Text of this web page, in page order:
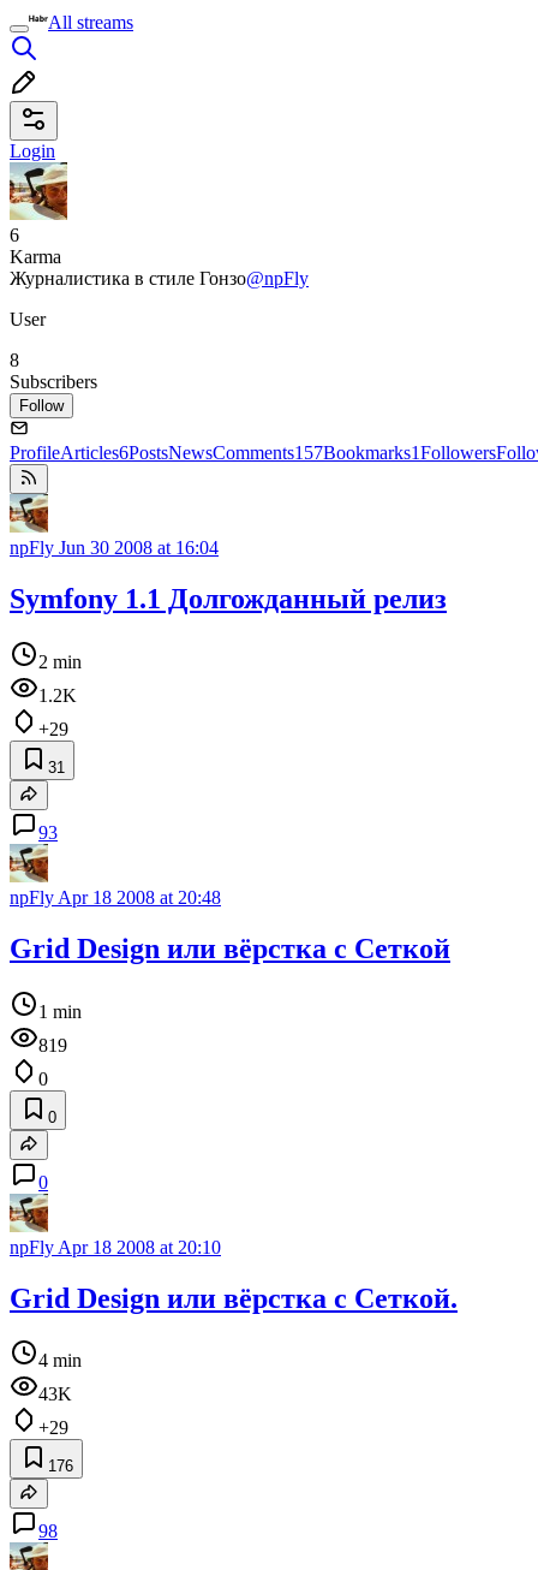
All streams
Login
6
Karma
Журналистика в стиле Гонзо@npFly
User
8
Subscribers
Follow
ProfileArticles6PostsNewsComments157Bookmarks1Followers
npFly Jun 30 2008 at 16:04
Symfony 1.1 Долгожданный релиз
2 min
1.2K
+29
31
93
npFly Apr 18 2008 at 20:48
Grid Design или вёрстка с Сеткой
1 min
819
0
0
0
npFly Apr 18 2008 at 20:10
Grid Design или вёрстка с Сеткой.
4 min
43K
+29
176
98